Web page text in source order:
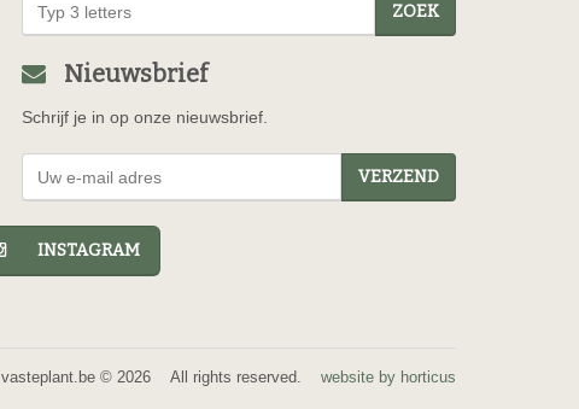
ZOEK
Nieuwsbrief
Schrijf je in op onze nieuwsbrief.
VERZEND
INSTAGRAM
vasteplant.be © 2026 All rights reserved. website by horticus